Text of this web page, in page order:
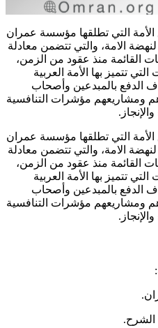
الأمة التي تطلقها مؤسسة عمران
الامة، والتي تتضمن معادلة
القائمة منذ عقود من الزمن،
تتميز بها الأمة العربية
الدفع بالمبدعين وأصحاب
ومشاريعهم مؤشرات التنافسية
الأمة التي تطلقها مؤسسة عمران
الامة، والتي تتضمن معادلة
القائمة منذ عقود من الزمن،
تتميز بها الأمة العربية
الدفع بالمبدعين وأصحاب
ومشاريعهم مؤشرات التنافسية
الشرح.